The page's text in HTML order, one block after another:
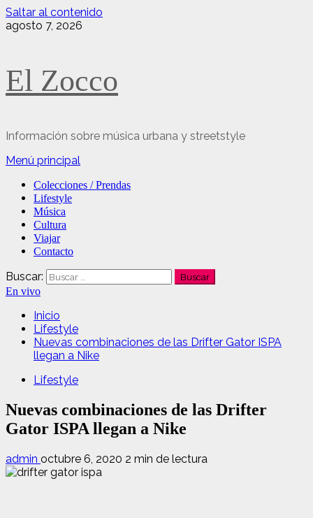
Saltar al contenido
agosto 7, 2026
El Zocco
Información sobre música urbana y streetstyle
Menú principal
Colecciones / Prendas
Lifestyle
Música
Cultura
Viajar
Contacto
Buscar:
En vivo
Inicio
Lifestyle
Nuevas combinaciones de las Drifter Gator ISPA
llegan a Nike
Lifestyle
Nuevas combinaciones de las Drifter
Gator ISPA llegan a Nike
admin octubre 6, 2020 2 min de lectura